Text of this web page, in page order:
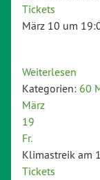
Tickets
März 10 um
Weiterlesen
Kategorien: 60
März
19
Fr.
Klimastreik am
Tickets